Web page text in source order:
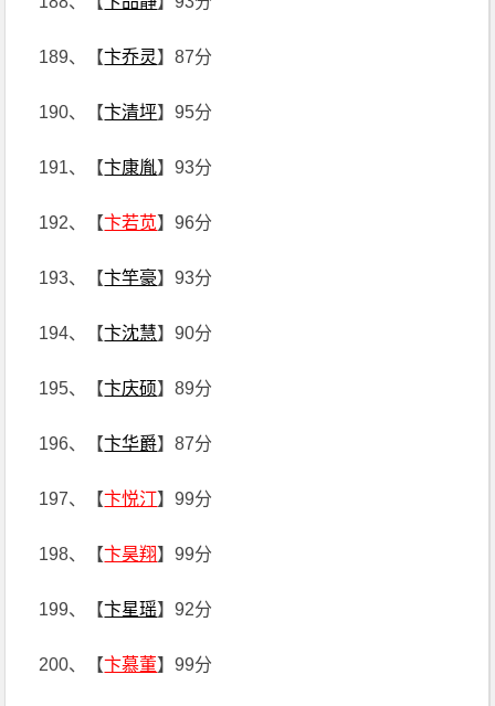
189、【卞乔灵】87分
190、【卞清坪】95分
191、【卞康胤】93分
192、【卞若苋】96分
193、【卞竽豪】93分
194、【卞沈慧】90分
195、【卞庆硕】89分
196、【卞华爵】87分
197、【卞悦汀】99分
198、【卞昊翔】99分
199、【卞星瑶】92分
200、【卞慕董】99分